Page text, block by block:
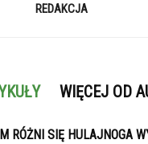
REDAKCJA
WIĘCEJ OD
RÓŻNI SIĘ HULAJNOGA